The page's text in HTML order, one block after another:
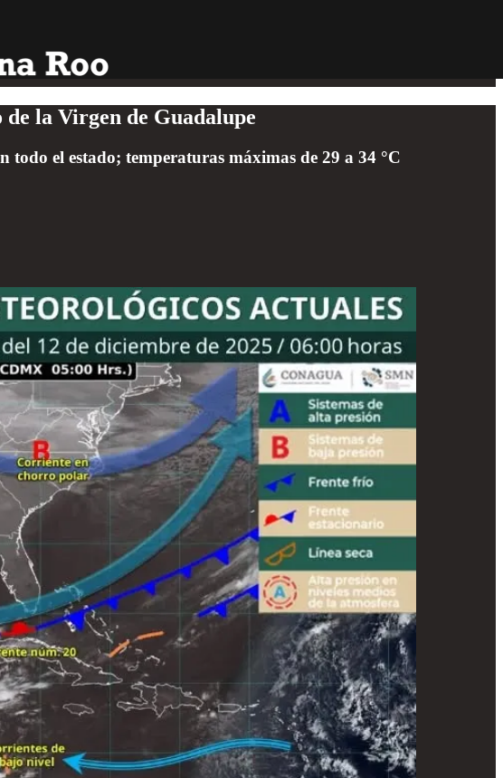
la Virgen de Guadalupe
todo el estado; temperaturas máximas de 29 a 34 °C